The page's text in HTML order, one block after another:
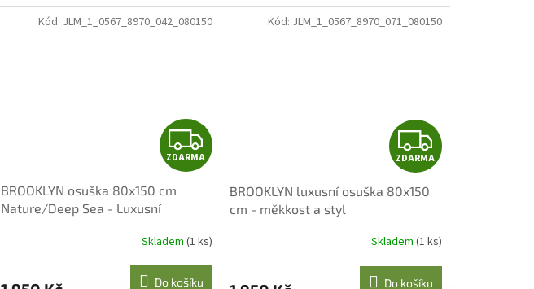
Z
D
R
M
ZDARMA
BROOKLYN osuška 80x150 cm
Nature/Deep Sea - Luxusní
Skladem (1 ks)
Do košíku
Kód: JLM_1_0567_8970_042_080150
Z
D
R
M
ZDARMA
BROOKLYN luxusní osuška 80x150
cm - měkkost a styl
Skladem (1 ks)
Do košíku
Kód: JLM_1_0567_8970_071_080150